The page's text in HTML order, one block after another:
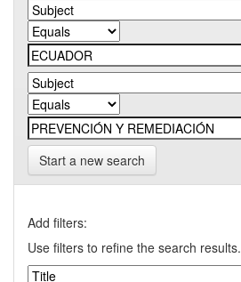
Start a new search
Add filters:
Use filters to refine the search results.